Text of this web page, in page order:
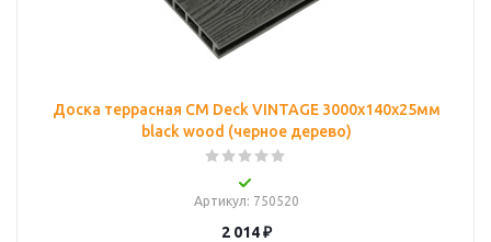
Доска террасная CM Deck VINTAGE 3000х140х25мм
black wood (черное дерево)
Артикул: 750520
2 014₽